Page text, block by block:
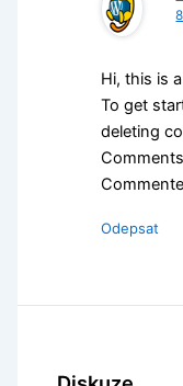
Hi, this is
To get
deleting
Odepsat